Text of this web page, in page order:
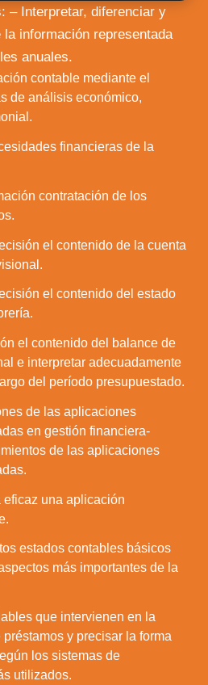
– Interpretar, diferenciar y
información representada
anuales.
contable mediante el
de análisis económico,
financieras de la
contratación de los
el contenido de la cuenta
el contenido del estado
el contenido del balance de
e interpretar adecuadamente
del período presupuestado.
de las aplicaciones
en gestión financiera-
de las aplicaciones
eficaz una aplicación
estados contables básicos
más importantes de la
que intervienen en la
y precisar la forma
los sistemas de
utilizados.